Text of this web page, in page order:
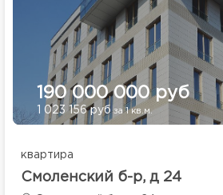
190 000 000 руб
1 023 156 рубза 1 кв.м.
квартира
Смоленский б-р, д 24